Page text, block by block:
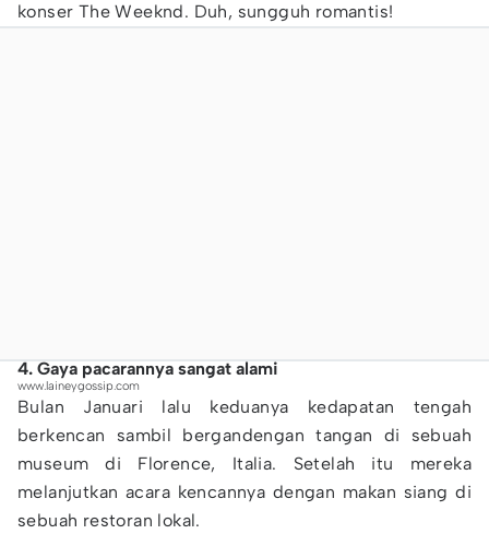
konser The Weeknd. Duh, sungguh romantis!
4. Gaya pacarannya sangat alami
www.laineygossip.com
Bulan Januari lalu keduanya kedapatan tengah
berkencan sambil bergandengan tangan di sebuah
museum di Florence, Italia. Setelah itu mereka
melanjutkan acara kencannya dengan makan siang di
sebuah restoran lokal.